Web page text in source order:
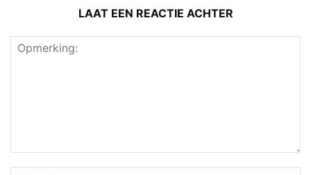
LAAT EEN REACTIE ACHTER